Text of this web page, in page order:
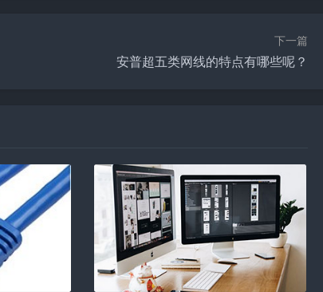
下一篇
安普超五类网线的特点有哪些呢？